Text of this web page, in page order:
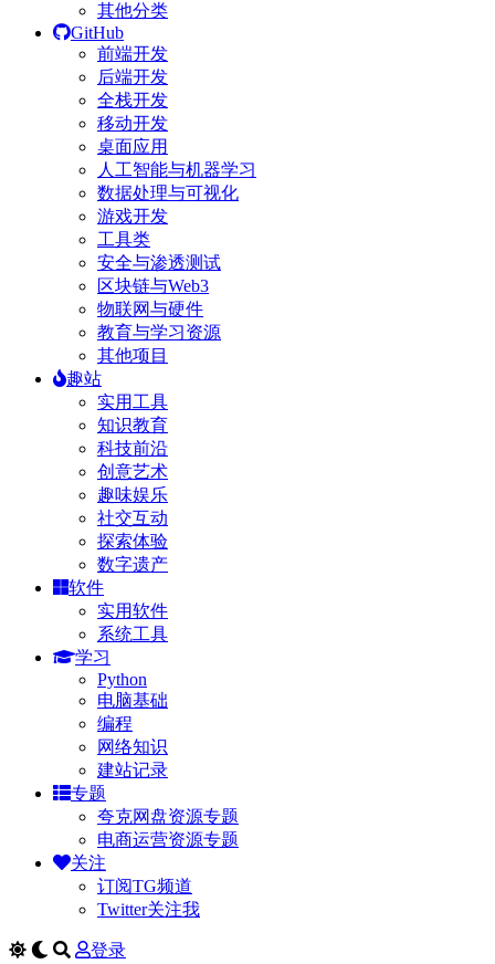
其他分类
GitHub
前端开发
后端开发
全栈开发
移动开发
桌面应用
人工智能与机器学习
数据处理与可视化
游戏开发
工具类
安全与渗透测试
区块链与Web3
物联网与硬件
教育与学习资源
其他项目
趣站
实用工具
知识教育
科技前沿
创意艺术
趣味娱乐
社交互动
探索体验
数字遗产
软件
实用软件
系统工具
学习
Python
电脑基础
编程
网络知识
建站记录
专题
夸克网盘资源专题
电商运营资源专题
关注
订阅TG频道
Twitter关注我
登录